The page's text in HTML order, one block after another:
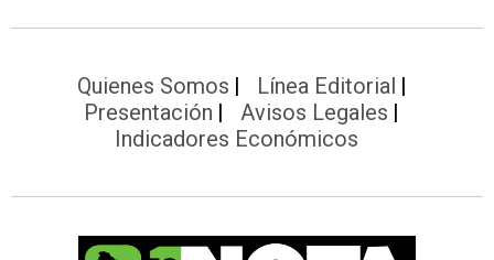
Quienes Somos
Línea Editorial
Presentación
Avisos Legales
Indicadores Económicos